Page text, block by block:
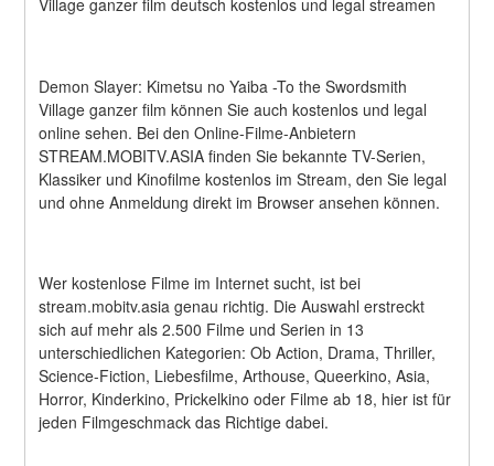
Village ganzer film deutsch kostenlos und legal streamen
Demon Slayer: Kimetsu no Yaiba -To the Swordsmith
Village ganzer film können Sie auch kostenlos und legal
online sehen. Bei den Online-Filme-Anbietern
STREAM.MOBITV.ASIA finden Sie bekannte TV-Serien,
Klassiker und Kinofilme kostenlos im Stream, den Sie legal
und ohne Anmeldung direkt im Browser ansehen können.
Wer kostenlose Filme im Internet sucht, ist bei
stream.mobitv.asia genau richtig. Die Auswahl erstreckt
sich auf mehr als 2.500 Filme und Serien in 13
unterschiedlichen Kategorien: Ob Action, Drama, Thriller,
Science-Fiction, Liebesfilme, Arthouse, Queerkino, Asia,
Horror, Kinderkino, Prickelkino oder Filme ab 18, hier ist für
jeden Filmgeschmack das Richtige dabei.